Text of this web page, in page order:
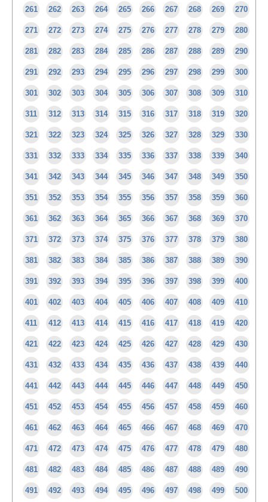
261 262 263 264 265 266 267 268 269 270
271 272 273 274 275 276 277 278 279 280
281 282 283 284 285 286 287 288 289 290
291 292 293 294 295 296 297 298 299 300
301 302 303 304 305 306 307 308 309 310
311 312 313 314 315 316 317 318 319 320
321 322 323 324 325 326 327 328 329 330
331 332 333 334 335 336 337 338 339 340
341 342 343 344 345 346 347 348 349 350
351 352 353 354 355 356 357 358 359 360
361 362 363 364 365 366 367 368 369 370
371 372 373 374 375 376 377 378 379 380
381 382 383 384 385 386 387 388 389 390
391 392 393 394 395 396 397 398 399 400
401 402 403 404 405 406 407 408 409 410
411 412 413 414 415 416 417 418 419 420
421 422 423 424 425 426 427 428 429 430
431 432 433 434 435 436 437 438 439 440
441 442 443 444 445 446 447 448 449 450
451 452 453 454 455 456 457 458 459 460
461 462 463 464 465 466 467 468 469 470
471 472 473 474 475 476 477 478 479 480
481 482 483 484 485 486 487 488 489 490
491 492 493 494 495 496 497 498 499 500